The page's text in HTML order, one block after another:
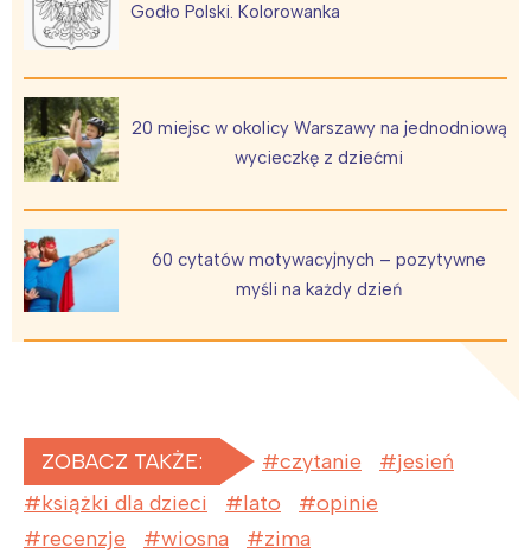
Godło Polski. Kolorowanka
20 miejsc w okolicy Warszawy na jednodniową
wycieczkę z dziećmi
60 cytatów motywacyjnych – pozytywne
myśli na każdy dzień
ZOBACZ TAKŻE: czytanie
jesień
książki dla dzieci
lato
opinie
recenzje
wiosna zima